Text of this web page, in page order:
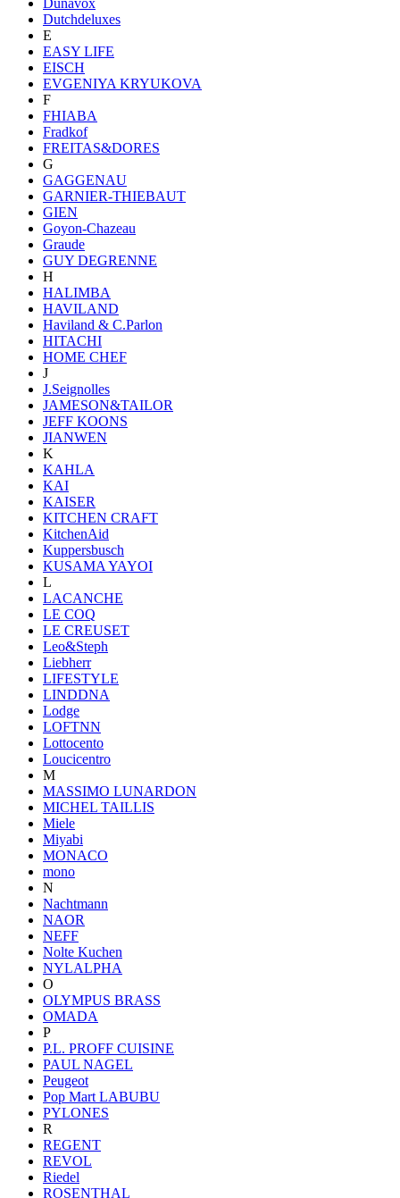
Dutchdeluxes
E
EASY LIFE
EISCH
EVGENIYA KRYUKOVA
F
FHIABA
Fradkof
FREITAS&DORES
G
GAGGENAU
GARNIER-THIEBAUT
GIEN
Goyon-Chazeau
Graude
GUY DEGRENNE
H
HALIMBA
HAVILAND
Haviland & C.Parlon
HITACHI
HOME CHEF
J
J.Seignolles
JAMESON&TAILOR
JEFF KOONS
JIANWEN
K
KAHLA
KAI
KAISER
KITCHEN CRAFT
KitchenAid
Kuppersbusch
KUSAMA YAYOI
L
LACANCHE
LE COQ
LE CREUSET
Leo&Steph
Liebherr
LIFESTYLE
LINDDNA
Lodge
LOFTNN
Lottocento
Loucicentro
M
MASSIMO LUNARDON
MICHEL TAILLIS
Miele
Miyabi
MONACO
mono
N
Nachtmann
NAOR
NEFF
Nolte Kuchen
NYLALPHA
O
OLYMPUS BRASS
OMADA
P
P.L. PROFF CUISINE
PAUL NAGEL
Peugeot
Pop Mart LABUBU
PYLONES
R
REGENT
REVOL
Riedel
ROSENTHAL